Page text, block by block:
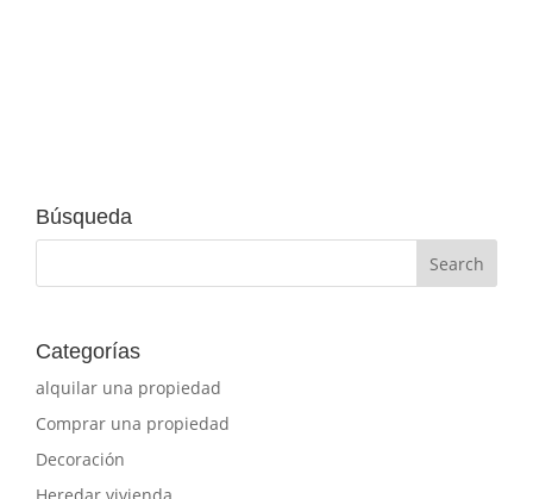
Búsqueda
Categorías
alquilar una propiedad
Comprar una propiedad
Decoración